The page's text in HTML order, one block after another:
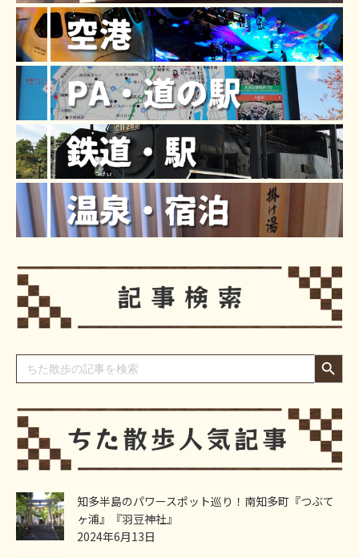
Search
for:
Search Button
知多半島のパワースポット巡り！南知多町『つぶて
ヶ浦』『羽豆神社』
2024年6月13日